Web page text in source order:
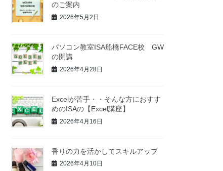
のご案内
2026年5月2日
パソコン教室ISA船橋FACE校 GW
の開講
2026年4月28日
Excelが苦手・・そんな方におすす
めのISAの【Excel講座】
2026年4月16日
香りの力を活かしてスキルアップ
2026年4月10日